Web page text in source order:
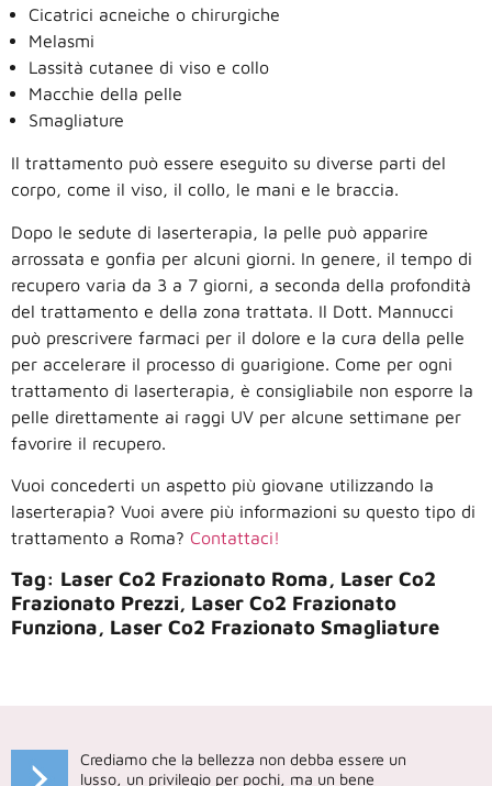
Cicatrici acneiche o chirurgiche
Melasmi
Lassità cutanee di viso e collo
Macchie della pelle
Smagliature
Il trattamento può essere eseguito su diverse parti del
corpo, come il viso, il collo, le mani e le braccia.
Dopo le sedute di laserterapia, la pelle può apparire
arrossata e gonfia per alcuni giorni. In genere, il tempo di
recupero varia da 3 a 7 giorni, a seconda della profondità
del trattamento e della zona trattata. Il Dott. Mannucci
può prescrivere farmaci per il dolore e la cura della pelle
per accelerare il processo di guarigione. Come per ogni
trattamento di laserterapia, è consigliabile non esporre la
pelle direttamente ai raggi UV per alcune settimane per
favorire il recupero.
Vuoi concederti un aspetto più giovane utilizzando la
laserterapia? Vuoi avere più informazioni su questo tipo di
trattamento a Roma? Contattaci!
Tag: Laser Co2 Frazionato Roma, Laser Co2
Frazionato Prezzi, Laser Co2 Frazionato
Funziona, Laser Co2 Frazionato Smagliature
Crediamo che la bellezza non debba essere un
lusso, un privilegio per pochi, ma un bene